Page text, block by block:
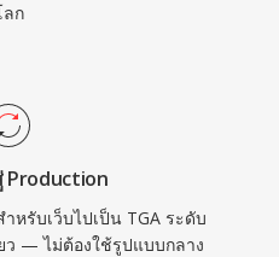
ลก
Production
หรับเว็บไปเป็น TGA ระดับ
— ไม่ต้องใช้รูปแบบกลาง